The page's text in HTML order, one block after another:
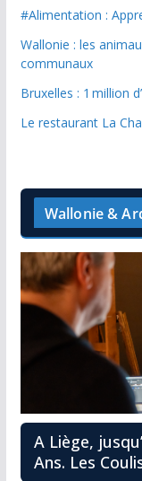
#Alimentation :
Wallonie : les
communaux
Bruxelles : 1 million
Le restaurant La
Wallonie &
A Liège,
Ans. Les